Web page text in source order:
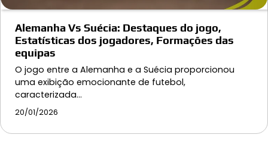
Alemanha Vs Suécia: Destaques do jogo,
Estatísticas dos jogadores, Formações das
equipas
O jogo entre a Alemanha e a Suécia proporcionou
uma exibição emocionante de futebol,
caracterizada…
20/01/2026